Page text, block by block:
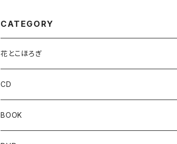
CATEGORY
花とこほろぎ
CD
BOOK